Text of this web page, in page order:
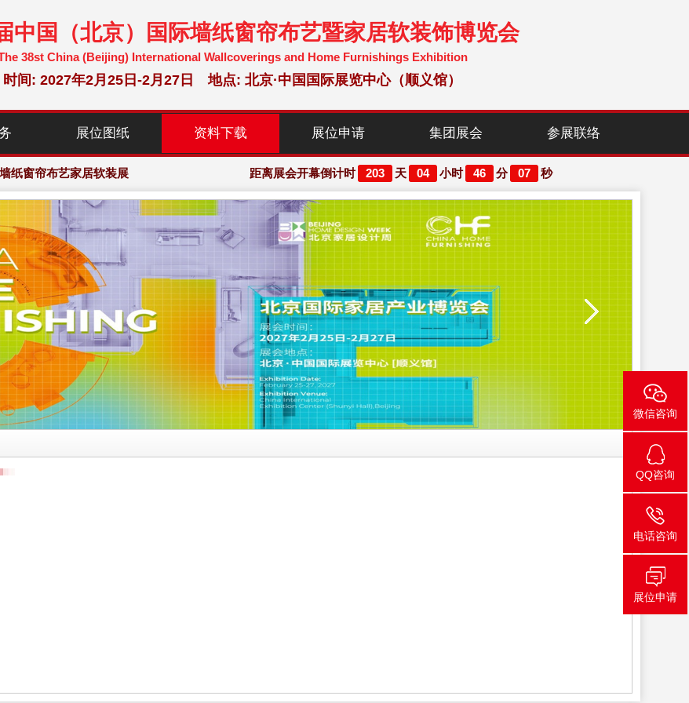
中国（北京）国际墙纸窗帘布艺暨家居软装饰博览会
38st China (Beijing) International Wallcoverings and Home Furnishings Exhibition
时间: 2027年2月25日-2月27日 地点: 北京·中国国际展览中心（顺义馆）
展位图纸 资料下载 展位申请 集团展会 参展联络
纸窗帘布艺家居软装展
企业，150,000+专业观众
装博览会·组委会大会网站
距离展会开幕倒计时 203 天 04 小时 46 分 05 秒
微信咨询
QQ咨询
电话咨询
展位申请